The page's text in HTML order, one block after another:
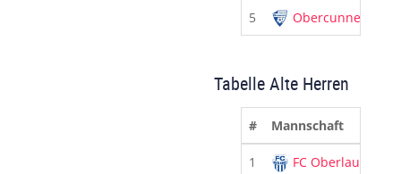
5 Obercunnersdorf
Tabelle Alte Herren
# Mannschaft
1 FC Oberlausitz